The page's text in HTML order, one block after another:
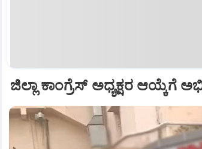
ಜಿಲ್ಲಾ ಕಾಂಗ್ರೆಸ್ ಅಧ್ಯಕ್ಷರ ಆಯ್ಕೆಗೆ